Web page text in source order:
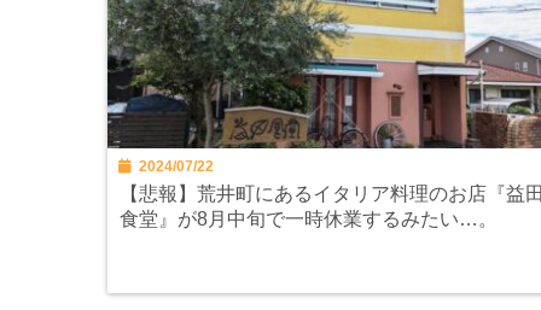
2024/07/22
【悲報】荒井町にあるイタリア料理のお店『益
食堂』が8月中旬で一時休業するみたい…。